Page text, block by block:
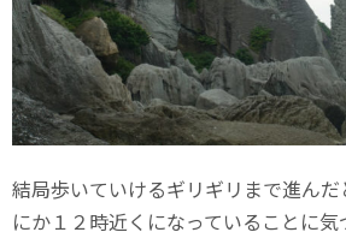
結局歩いていけるギリギリまで進ん
にか１２時近くになっていることに